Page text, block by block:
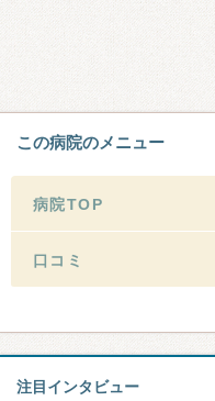
この病院のメニュー
病院TOP
口コミ
注目インタビュー